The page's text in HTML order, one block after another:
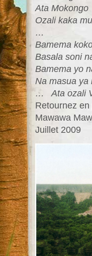
Ata Mokongo
Ozali kaka
…
Bamema
Basala soni
Bamema yo
Na masua ya
… Ata ozali
Retournez
Mawawa
Juillet 2009